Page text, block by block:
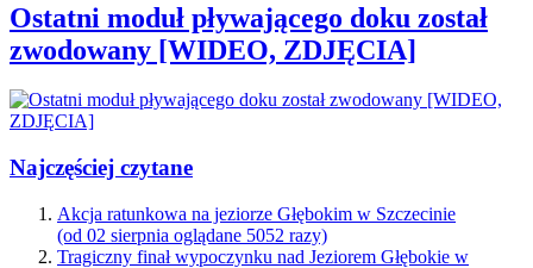
Ostatni moduł pływającego doku został
zwodowany [WIDEO, ZDJĘCIA]
Najczęściej czytane
Akcja ratunkowa na jeziorze Głębokim w Szczecinie
(od 02 sierpnia oglądane 5052 razy)
Tragiczny finał wypoczynku nad Jeziorem Głębokie w